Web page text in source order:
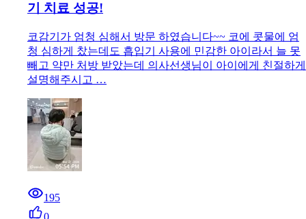
기 치료 성공!
코감기가 엄청 심해서 방문 하였습니다~~ 코에 콧물에 엄
청 심하게 찼는데도 흡입기 사용에 민감한 아이라서 늘 못
빼고 약만 처방 받았는데 의사선생님이 아이에게 친절하게
설명해주시고 …
195